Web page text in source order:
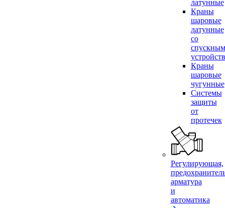
латунные
Краны
шаровые
латунные
со
спускным
Краны
шаровые
чугунные
Системы
защиты
от
протечек
Регулирующая,
арматура
и
автоматика